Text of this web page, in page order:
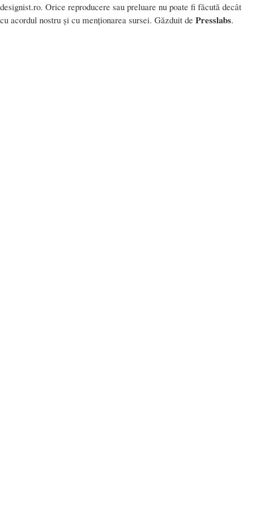
designist.ro. Orice reproducere sau preluare nu poate fi făcută decât
cu acordul nostru și cu menționarea sursei. Găzduit de Presslabs.